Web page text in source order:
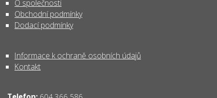
O společnosti
Obchodní podmínky
Dodací podmínky
Informace k ochraně osobních údajů
Kontakt